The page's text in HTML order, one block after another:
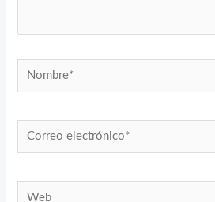
Nombre*
Correo
electrónico*
Web